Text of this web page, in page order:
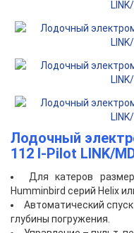
Лодочный
112 I-Pilot LINK/
Для катеров
Humminbird серий Helix
Автоматический
глубины погружения.